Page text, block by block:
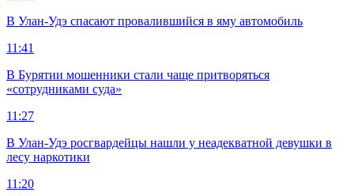
В Улан-Удэ спасают провалившийся в яму автомобиль
11:41
В Бурятии мошенники стали чаще притворяться
«сотрудниками суда»
11:27
В Улан-Удэ росгвардейцы нашли у неадекватной девушки в
лесу наркотики
11:20